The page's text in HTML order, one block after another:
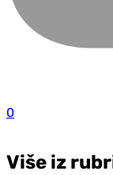
0
Više iz